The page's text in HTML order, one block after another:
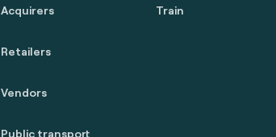
Acquirers
Retailers
Vendors
Public transport
Train